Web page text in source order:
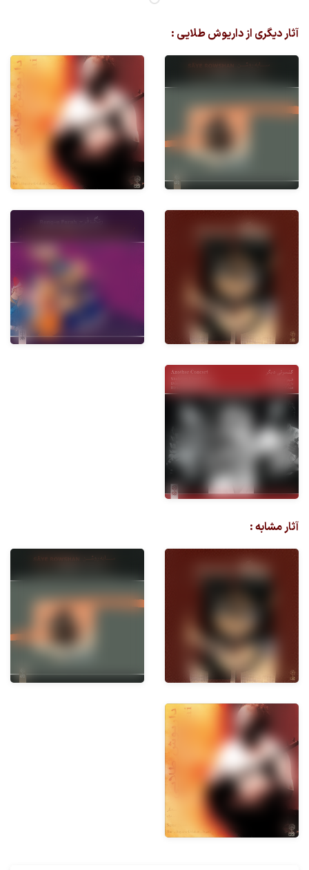
آثار دیگری از داریوش طلایی :
آثار مشابه :